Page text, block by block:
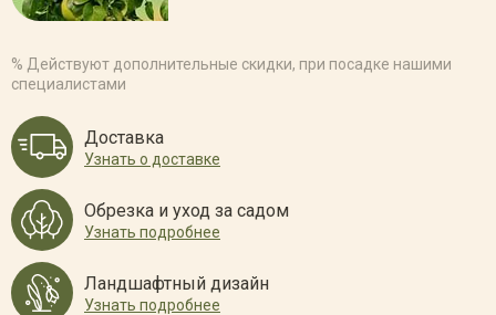
% Действуют дополнительные скидки, при посадке нашими
специалистами
Доставка
Узнать о доставке
Обрезка и уход за садом
Узнать подробнее
Ландшафтный дизайн
Узнать подробнее